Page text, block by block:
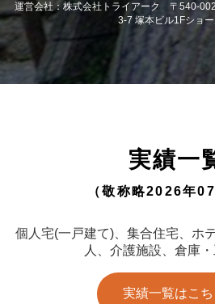
運営会社：株式会社トライアーク 〒540-
3-7 塚本ビル1Fショ
実績一
（敬称略2026年07
個人宅(一戸建て)、集合住宅、ホ
人、介護施設、倉庫・
実績一覧はこち